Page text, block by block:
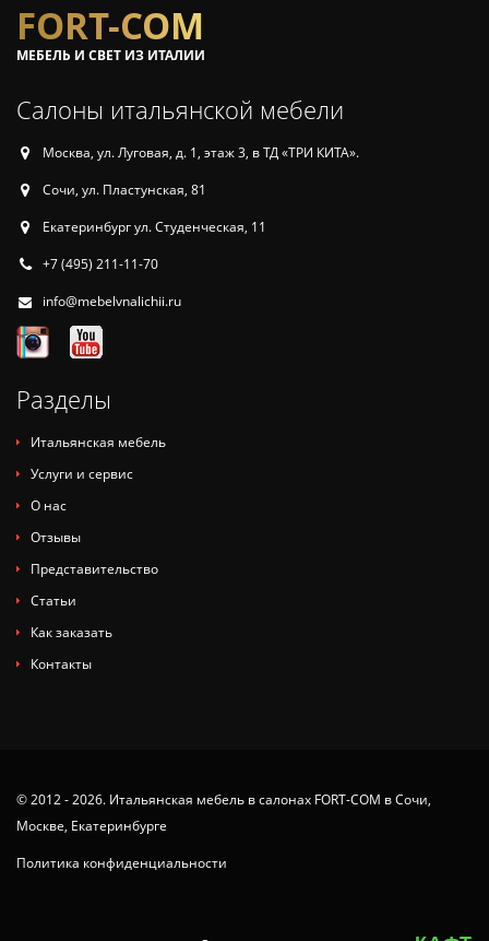
FORT-COM
МЕБЕЛЬ И СВЕТ ИЗ ИТАЛИИ
Салоны итальянской мебели
Москва, ул. Луговая, д. 1, этаж 3, в ТД «ТРИ КИТА».
Сочи, ул. Пластунская, 81
Екатеринбург ул. Студенческая, 11
+7 (495) 211-11-70
info@mebelvnalichii.ru
Разделы
Итальянская мебель
Услуги и сервис
О нас
Отзывы
Представительство
Статьи
Как заказать
Контакты
© 2012 - 2026. Итальянская мебель в салонах FORT-COM в Сочи,
Москве, Екатеринбурге
Политика конфиденциальности